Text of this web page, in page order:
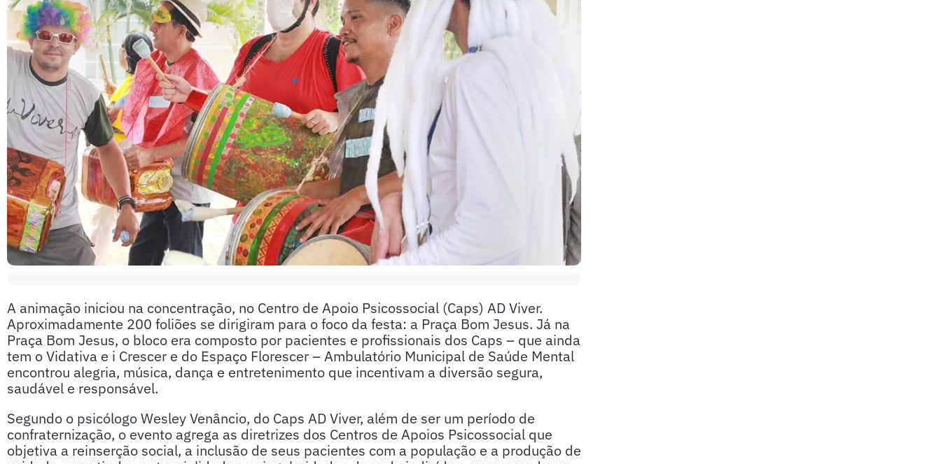
A animação iniciou na concentração, no Centro de Apoio Psicossocial (Caps) AD Viver.
Aproximadamente 200 foliões se dirigiram para o foco da festa: a Praça Bom Jesus. Já na
Praça Bom Jesus, o bloco era composto por pacientes e profissionais dos Caps – que ainda
tem o Vidativa e i Crescer e do Espaço Florescer – Ambulatório Municipal de Saúde Mental
encontrou alegria, música, dança e entretenimento que incentivam a diversão segura,
saudável e responsável.
Segundo o psicólogo Wesley Venâncio, do Caps AD Viver, além de ser um período de
confraternização, o evento agrega as diretrizes dos Centros de Apoios Psicossocial que
objetiva a reinserção social, a inclusão de seus pacientes com a população e a produção de